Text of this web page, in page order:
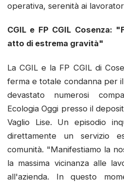
operativa, serenità ai
CGIL e FP CGIL Cosenza:
atto di estrema gravità"
​La CGIL e la FP CGIL di
ferma e totale condanna per
devastato numerosi
Ecologia Oggi presso il
Vaglio Lise. Un episodio
direttamente un servizio
comunità. ​"Manifestiamo la
la massima vicinanza alle
all'azienda. In questo